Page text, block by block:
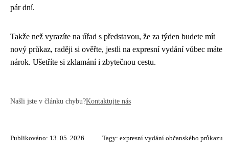
pár dní.
Takže než vyrazíte na úřad s představou, že za týden budete mít
nový průkaz, raději si ověřte, jestli na expresní vydání vůbec máte
nárok. Ušetříte si zklamání i zbytečnou cestu.
Našli jste v článku chybu?Kontaktujte nás
Publikováno: 13. 05. 2026 Tagy: expresní vydání občanského průkazu